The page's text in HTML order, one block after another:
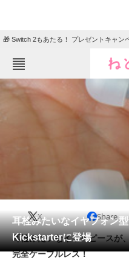
🎁 Switch 2もあたる！ プレゼントキャン
ねとらぼメニュー
会員記事
メディア
耳栓みたいなイヤフォン
Kickstarterに登場
X Share
耳栓みたいなイヤーピースが
完全ケーブルレス！